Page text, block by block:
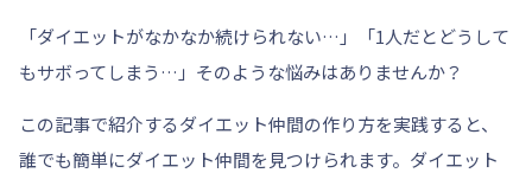
「ダイエットがなかなか続けられない…」「1人だとどうして
もサボってしまう…」そのような悩みはありませんか？
この記事で紹介するダイエット仲間の作り方を実践すると、
誰でも簡単にダイエット仲間を見つけられます。 ダイエット